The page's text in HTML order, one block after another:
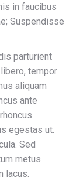
in faucibus
Suspendisse
parturient
tempor
aliquam
ante
egestas ut.
Sed
metus
lacus.